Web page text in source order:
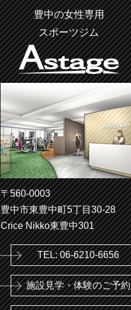
豊中の女性専用
スポーツジム
〒560-0003
豊中市東豊中町5丁目30-28
Crice Nikko東豊中301
TEL: 06-6210-6656
施設見学・体験のご予約